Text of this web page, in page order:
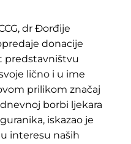
dr Đorđije
donacije
predstavništvu
lično i u ime
prilikom značaj
borbi ljekara
iskazao je
interesu naših